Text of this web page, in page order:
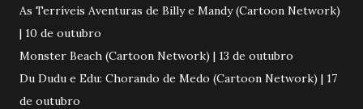
As Terríveis Aventuras de Billy e Mandy (Cartoon Network)
| 10 de outubro
Monster Beach (Cartoon Network) | 13 de outubro
Du Dudu e Edu: Chorando de Medo (Cartoon Network) | 17
de outubro